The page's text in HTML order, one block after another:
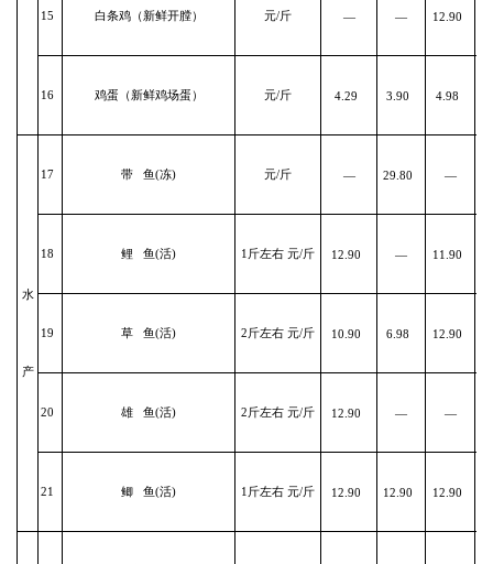
15 白条鸡（新鲜开膛） 元/斤 — — 12.90
16 鸡蛋（新鲜鸡场蛋） 元/斤 4.29 3.90 4.98
水
产
17 带 鱼(冻) 元/斤 — 29.80 —
18 鲤 鱼(活) 1斤左右 元/斤 12.90 — 11.90
19 草 鱼(活) 2斤左右 元/斤 10.90 6.98 12.90
20 雄 鱼(活) 2斤左右 元/斤 12.90 — —
21 鲫 鱼(活) 1斤左右 元/斤 12.90 12.90 12.90